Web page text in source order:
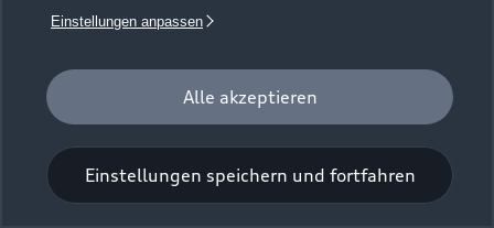
Einstellungen anpassen
Alle akzeptieren
Einstellungen speichern und fortfahren